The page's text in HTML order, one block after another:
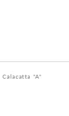
Calacatta "A"